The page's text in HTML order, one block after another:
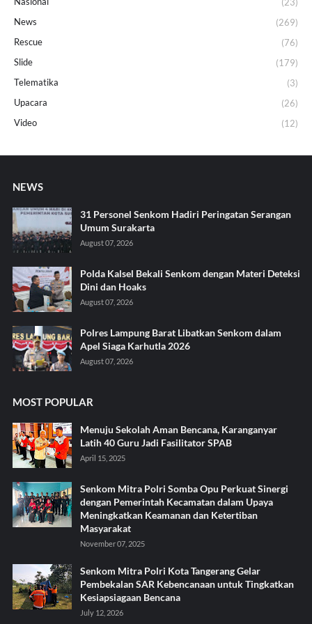
News
(269)
Rescue
(76)
Slide
(179)
Telematika
(3)
Upacara
(26)
Video
(12)
NEWS
31 Personel Senkom Hadiri Peringatan Serangan
Umum Surakarta
August 07, 2026
Polda Kalsel Bekali Senkom dengan Materi Deteksi
Dini dan Hoaks
August 07, 2026
Polres Lampung Barat Libatkan Senkom dalam
Apel Siaga Karhutla 2026
August 07, 2026
MOST POPULAR
Menuju Sekolah Aman Bencana, Karanganyar
Latih 40 Guru Jadi Fasilitator SPAB
April 15, 2025
Senkom Mitra Polri Somba Opu Perkuat Sinergi
dengan Pemerintah Kecamatan dalam Upaya
Meningkatkan Keamanan dan Ketertiban
Masyarakat
November 07, 2025
Senkom Mitra Polri Kota Tangerang Gelar
Pembekalan SAR Kebencanaan untuk Tingkatkan
Kesiapsiagaan Bencana
July 12, 2026